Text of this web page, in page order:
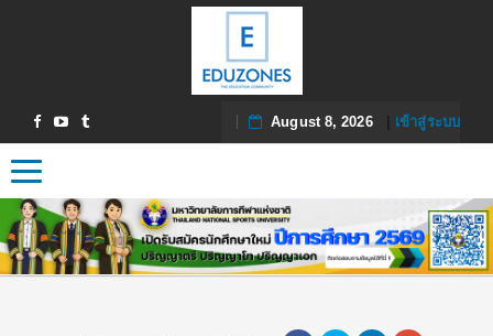
August 8, 2026| เข้าสู่ระบบ
Toggle navigation